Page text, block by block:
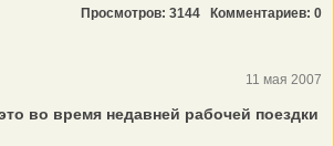
Просмотров: 3144 Комментариев: 0
11 мая 2007
во время недавней рабочей поездки